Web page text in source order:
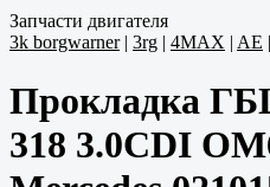
Запчасти двигателя
3k borgwarner| 3rg | 4MAX | AE |
Прокладка
318 3.0CDI